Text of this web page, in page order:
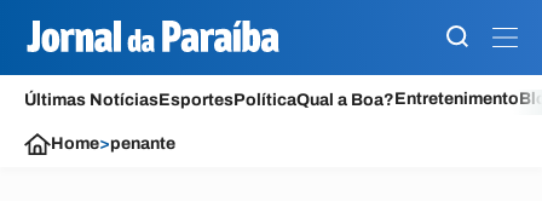
Últimas NotíciasEsportesPolíticaQual a Boa?Entretenimento
Home>penante